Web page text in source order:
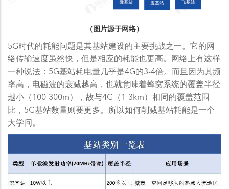
（图片源于网络）​
5G时代的耗能问题是其基站建设的主要挑战之一。它的网
络传输速度虽然快，但是相应的耗能也更高。网络上有这样
一种说法：5G基站耗电量几乎是4G的3-4倍。而且因为其频
率高，电磁波的衰减越高，也就意味着蜂窝系统的覆盖半径
越小（100-300m），故与4G（1-3km）相同的覆盖范围
比，5G基站数量则要更多。所以如何削减基站耗能是一个
大学问。